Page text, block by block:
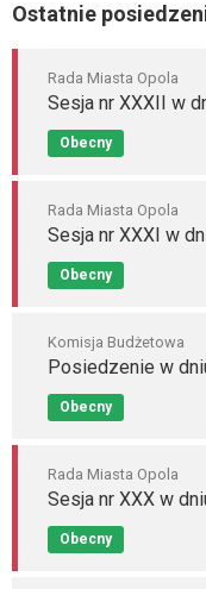
Ostatnie
Rada Miasta Opola
Sesja nr XXXII w
Obecny
Rada Miasta Opola
Sesja nr XXXI w
Obecny
Komisja Budżetowa
Posiedzenie w
Obecny
Rada Miasta Opola
Sesja nr XXX w
Obecny